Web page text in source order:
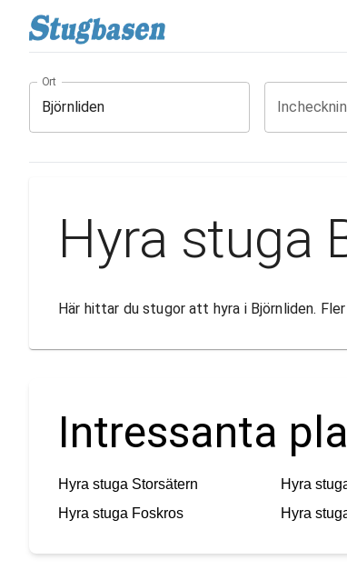
Ort
Hyra stuga
Här hittar du stugor att hyra i Björnliden.
Intressanta
Hyra stuga Storsätern Hyra
Hyra stuga Foskros Hyra